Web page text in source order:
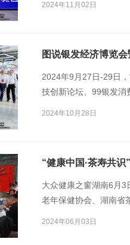
2024年11月02日
2024年9月27日-29日
技创新论坛、99银发消
2024年10月28日
“健康中国·茶寿共
大众健康之窗湖南6月
老年保健协会、湖南省
2024年06月03日